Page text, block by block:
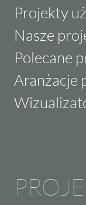
Projekty
Nasze
Polecane
Aranżacje